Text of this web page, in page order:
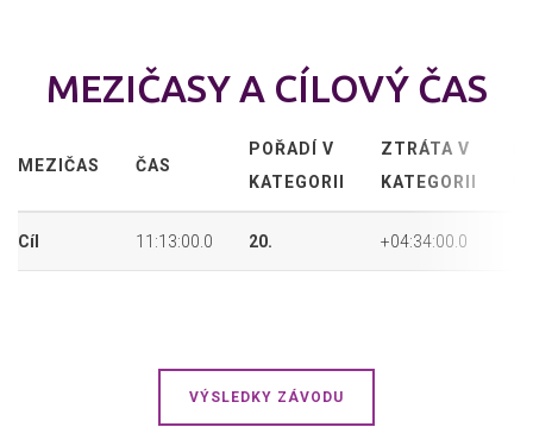
MEZIČASY A CÍLOVÝ ČAS
MEZIČAS ČAS
POŘADÍ V
KATEGORII
ZTRÁTA V
KATEGORII
Cíl 11:13:00.0 20. +04:34:00.0
VÝSLEDKY ZÁVODU